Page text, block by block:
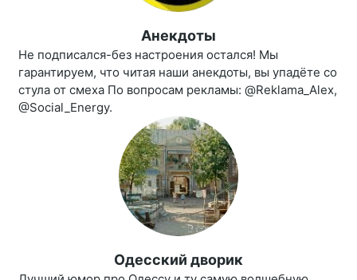
Анекдоты
Не подписался-без настроения остался! Мы
гарантируем, что читая наши анекдоты, вы упадёте со
стула от смеха По вопросам рекламы: @Reklama_Alex,
@Social_Energy.
Одесский дворик